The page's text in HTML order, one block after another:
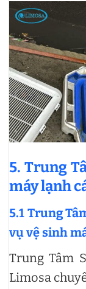
5. Trung
máy lạnh
5.1 Trung
vụ vệ sinh
Trung Tâm
Limosa